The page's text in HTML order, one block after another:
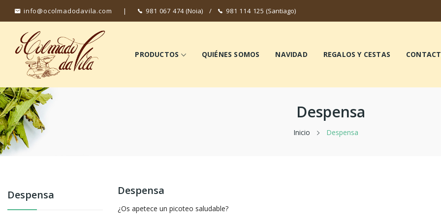
info@ocolmadodavila.com | 981 067 474(Noia) / 981 114 125 (Santiago)
PRODUCTOS QUIÉNES SOMOS NAVIDAD REGALOS Y CESTAS
Despensa
Inicio Despensa
Despensa Despensa
¿Os apetece un picoteo saludable?